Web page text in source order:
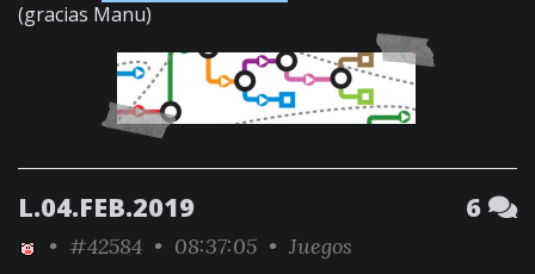
(gracias Manu)
L.04.FEB.2019 6
• #42584 • 08:37:05 • Juegos